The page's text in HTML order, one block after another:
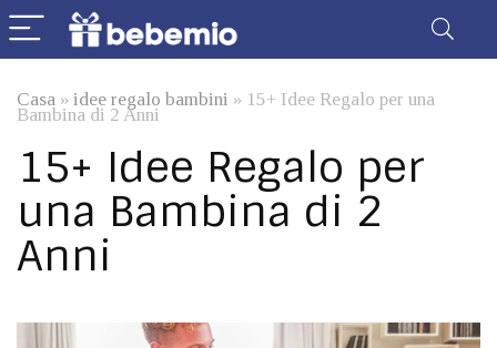
Casa » idee regalo bambini » 15+ Idee Regalo per una
Bambina di 2 Anni
15+ Idee Regalo per
una Bambina di 2
Anni